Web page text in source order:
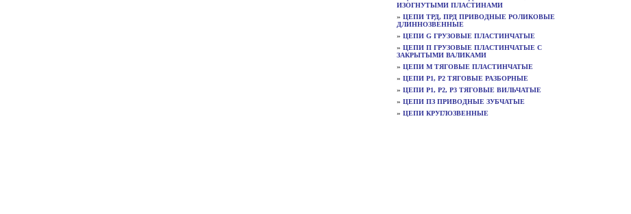
ИЗОГНУТЫМИ ПЛАСТИНАМИ
» ЦЕПИ ТРД, ПРД ПРИВОДНЫЕ РОЛИКОВЫЕ
ДЛИННОЗВЕННЫЕ
» ЦЕПИ G ГРУЗОВЫЕ ПЛАСТИНЧАТЫЕ
» ЦЕПИ П ГРУЗОВЫЕ ПЛАСТИНЧАТЫЕ С
ЗАКРЫТЫМИ ВАЛИКАМИ
» ЦЕПИ М ТЯГОВЫЕ ПЛАСТИНЧАТЫЕ
» ЦЕПИ Р1, Р2 ТЯГОВЫЕ РАЗБОРНЫЕ
» ЦЕПИ Р1, Р2, Р3 ТЯГОВЫЕ ВИЛЬЧАТЫЕ
» ЦЕПИ ПЗ ПРИВОДНЫЕ ЗУБЧАТЫЕ
» ЦЕПИ КРУГЛОЗВЕННЫЕ